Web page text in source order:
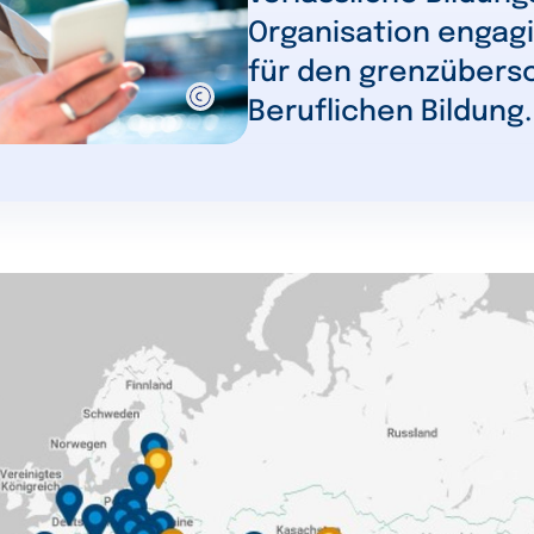
Organisation
für den
Beruflichen Bildung.